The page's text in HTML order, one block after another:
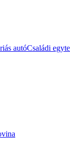
autóCsaládi